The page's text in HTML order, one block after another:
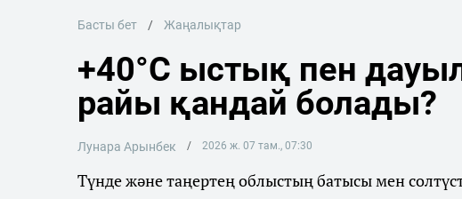
Басты бет Жаңалықтар
+40°C ыстық пен
райы қандай болады?
Лунара Арынбек 2026 ж. 07 там., 07:30
Түнде және таңертең облыстың батысы мен